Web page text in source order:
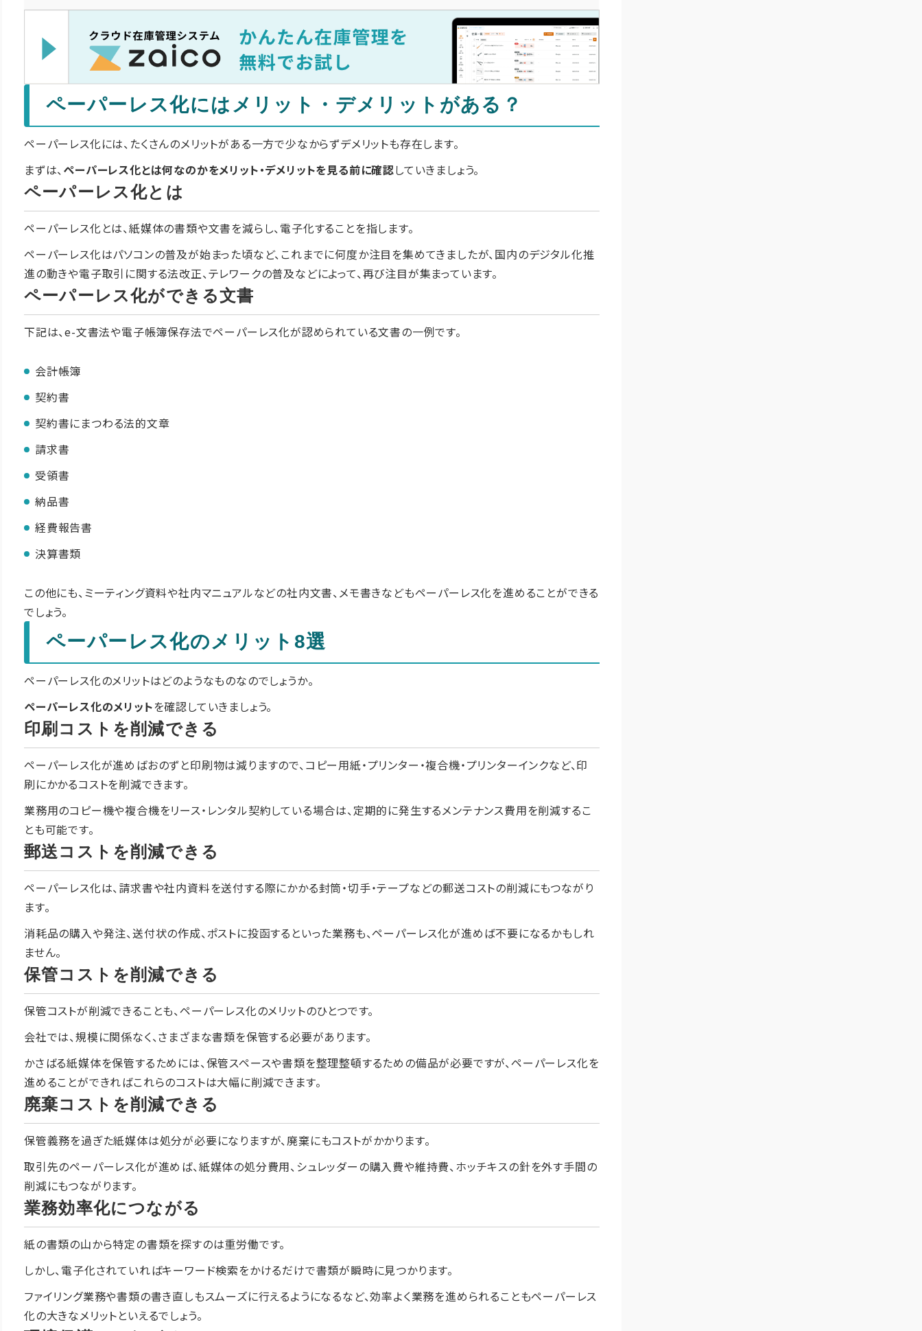
ペーパーレス化にはメリット・デメリットがある？
ペーパーレス化には、たくさんのメリットがある一方で少なからずデメリットも存在します。
まずは、ペーパーレス化とは何なのかをメリット・デメリットを見る前に確認していきましょう。
ペーパーレス化とは
ペーパーレス化とは、紙媒体の書類や文書を減らし、電子化することを指します。
ペーパーレス化はパソコンの普及が始まった頃など、これまでに何度か注目を集めてきましたが、国内のデジタル化推
進の動きや電子取引に関する法改正、テレワークの普及などによって、再び注目が集まっています。
ペーパーレス化ができる文書
下記は、e-文書法や電子帳簿保存法でペーパーレス化が認められている文書の一例です。
会計帳簿
契約書
契約書にまつわる法的文章
請求書
受領書
納品書
経費報告書
決算書類
この他にも、ミーティング資料や社内マニュアルなどの社内文書、メモ書きなどもペーパーレス化を進めることができる
でしょう。
ペーパーレス化のメリット8選
ペーパーレス化のメリットはどのようなものなのでしょうか。
ペーパーレス化のメリットを確認していきましょう。
印刷コストを削減できる
ペーパーレス化が進めばおのずと印刷物は減りますので、コピー用紙・プリンター・複合機・プリンターインクなど、印
刷にかかるコストを削減できます。
業務用のコピー機や複合機をリース・レンタル契約している場合は、定期的に発生するメンテナンス費用を削減するこ
とも可能です。
郵送コストを削減できる
ペーパーレス化は、請求書や社内資料を送付する際にかかる封筒・切手・テープなどの郵送コストの削減にもつながり
ます。
消耗品の購入や発注、送付状の作成、ポストに投函するといった業務も、ペーパーレス化が進めば不要になるかもしれ
ません。
保管コストを削減できる
保管コストが削減できることも、ペーパーレス化のメリットのひとつです。
会社では、規模に関係なく、さまざまな書類を保管する必要があります。
かさばる紙媒体を保管するためには、保管スペースや書類を整理整頓するための備品が必要ですが、ペーパーレス化を
進めることができればこれらのコストは大幅に削減できます。
廃棄コストを削減できる
保管義務を過ぎた紙媒体は処分が必要になりますが、廃棄にもコストがかかります。
取引先のペーパーレス化が進めば、紙媒体の処分費用、シュレッダーの購入費や維持費、ホッチキスの針を外す手間の
削減にもつながります。
業務効率化につながる
紙の書類の山から特定の書類を探すのは重労働です。
しかし、電子化されていればキーワード検索をかけるだけで書類が瞬時に見つかります。
ファイリング業務や書類の書き直しもスムーズに行えるようになるなど、効率よく業務を進められることもペーパーレス
化の大きなメリットといえるでしょう。